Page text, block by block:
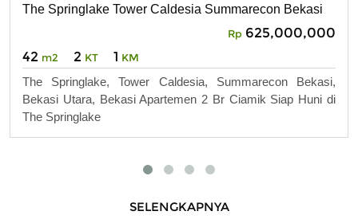
The Springlake Tower Caldesia Summarecon Bekasi
Rp 625,000,000
42 m2 2 KT 1 KM
The Springlake, Tower Caldesia, Summarecon Bekasi,
Bekasi Utara, Bekasi Apartemen 2 Br Ciamik Siap Huni di
The Springlake
SELENGKAPNYA